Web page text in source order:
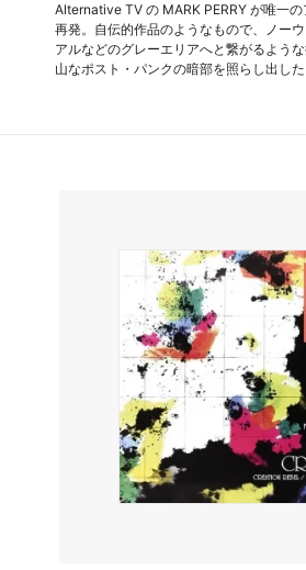
Alternative TV の MARK PERRY が唯一
再発。自伝的作品のようなもので、ノー
アルなどのグレーエリアへと繋がるよう
山なポスト・パンクの暗部を照らし出した